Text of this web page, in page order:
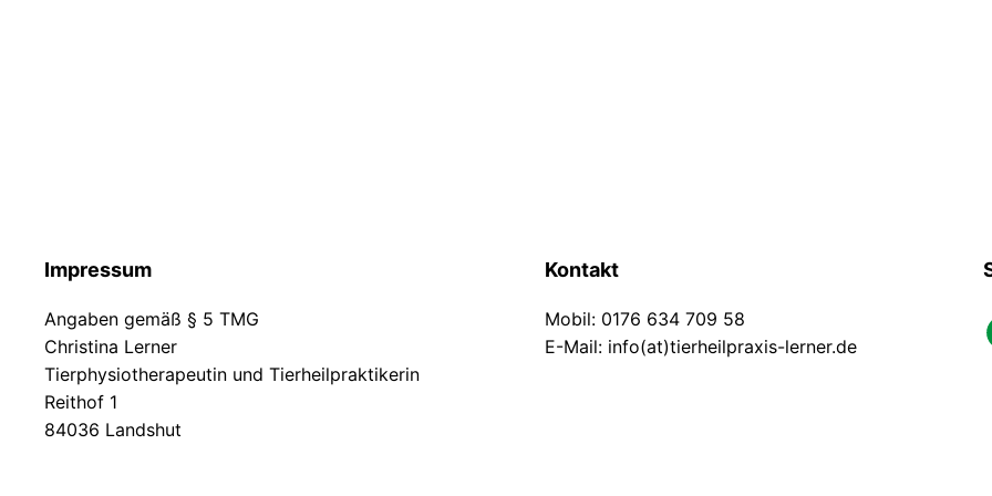
Impressum
Angaben gemäß § 5 TMG
Christina Lerner
Tierphysiotherapeutin und Tierheilpraktikerin
Reithof 1
84036 Landshut
Kontakt
Mobil: 0176 634 709 58
E-Mail: info(at)tierheilpraxis-lerner.de